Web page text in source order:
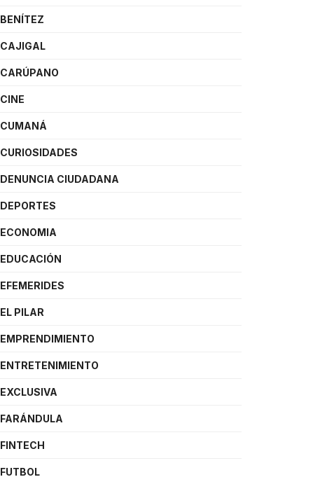
BENÍTEZ
CAJIGAL
CARÚPANO
CINE
CUMANÁ
CURIOSIDADES
DENUNCIA CIUDADANA
DEPORTES
ECONOMIA
EDUCACIÓN
EFEMERIDES
EL PILAR
EMPRENDIMIENTO
ENTRETENIMIENTO
EXCLUSIVA
FARÁNDULA
FINTECH
FUTBOL